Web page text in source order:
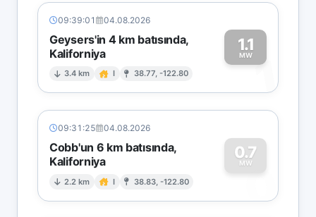
09:39:01 04.08.2026
Geysers'in 4 km batısında,
Kaliforniya
3.4 km I 38.77, -122.80
1.1
MW1
09:31:25 04.08.2026
Cobb'un 6 km batısında,
Kaliforniya
2.2 km I 38.83, -122.80
0.7
MW
0